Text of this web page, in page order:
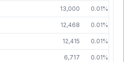
13,000 0.01%
12,468 0.01%
12,415 0.01%
6,717 0.01%